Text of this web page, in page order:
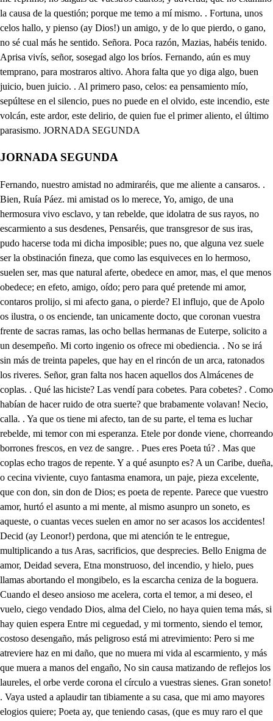
JORNADA SEGUNDA
Fernando, nuestro amistad no admiraréis, que me aliente a cansaros. . Bien, Ruía Páez. mi amistad os lo merece, Yo, amigo, de una hermosura vivo esclavo, y tan rebelde, que idolatra de sus rayos, no escarmiento a sus desdenes, Pensaréis, que transgresor de sus iras, pudo hacerse toda mi dicha imposible; pues no, que alguna vez suele ser la obstinación fineza, que como las esquiveces en lo hermoso, suelen ser, mas que natural aferte, obedece en amor, mas, el que menos obedece; en efeto, amigo, oído; pero para qué pretende mi amor, contaros prolijo, si mi afecto gana, o pierde? El influjo, que de Apolo os ilustra, o os enciende, tan unicamente docto, que coronan vuestra frente de sacras ramas, las ocho bellas hermanas de Euterpe, solicito a un desempeño. Mi corto ingenio os ofrece mi obediencia. . No se irá sin más de treinta papeles, que hay en el rincón de un arca, ratonados los riveres. Señor, gran falta nos hacen aquellos dos Almácenes de coplas. . Qué las hiciste? Las vendí para cobetes. Para cobetes? . Como habían de hacer ruido de otra suerte? que brabamente volavan! Necio, calla. . Ya que os tiene mi afecto, tan de su parte, el tema es luchar rebelde, mi temor con mi esperanza. Etele por donde viene, chorreando borrones frescos, en vez de sangre. . Pues eres Poeta tú? . Mas que coplas echo tragos de repente. Y a qué asunpto es? A un Caribe, dueña, o cecina viviente, cuyo fantasma enamora, un paje, pieza excelente, que con don, sin don de Dios; es poeta de repente. Parece que vuestro amor, hurtó el asunto a mi mente, al mismo asunpro un soneto, es aqueste, o cuantas veces suelen en amor no ser acasos los accidentes! Decid (ay Leonor!) perdona, que mi atención te le entregue, multiplicando a tus Aras, sacrificios, que desprecies. Bello Enigma de amor, Deidad severa, Etna monstruoso, del incendio, y hielo, pues llamas abortando el mongibelo, es la escarcha ceniza de la boguera. Cuando el deseo ansioso me acelera, corta el temor, a mi deseo, el vuelo, ciego vendado Dios, alma del Cielo, no haya quien tema más, si hay quien espera Entre mi ceguedad, y mi tormento, siendo el temor, costoso desengaño, más peligroso está mi atrevimiento: Pero si me atreviere haz en mi daño, que no muera mi vida al escarmiento, y más que muera a manos del engaño, No sin causa matizando de reflejos los laureles, el orbe verde corona el círculo a vuestras sienes. Gran soneto! . Vaya usted a aplaudir tan tibiamente a su casa, que mi amo mayores elogios quiere; Poeta ay, que teniendo casas, (que es muy raro el que las tiene) no cobra un cuarto, y descuenta en prosit los alquileres. Basta, Lope, y en tu vida, donde yo oír te pudiere, digas mal de algún Ingenio, que me enojaré; y advierte, que ajenos desprecios, nunca propia estimación adquieren; Señor, cuando los Ingenios, su misma profesión suelen satirizar en Romances, en Bailes, y en Entremeses, me riñes esto? . Sí, Lopes porque suelen muchas veces, lo que por donaire dicen, por menosprecio creerse: y diles tú a los que usaren este chiste, que quien quieren que estime su habilidad, conociendo, que imprudente, desprecia el tenerla, aún quien se precia de que la tiene. Profeso en lances le amor, no culparéis, que me ausente tan presto, que él solo hace las groserias corteses, A Dios, hasta que a la noche, pues a la noche ha de hacerse el festejo, que estudiasto nuestro rendimiento tiene, de Doña Blanca a los años, que a vuestro Ingenio se debe, nos veamos, Vuestros logros son solo mis intereses. Y venga usted a la tienda por lo que se le ofreciere, que si uno lleva en agraz, querenta quedan en cierne, No callarás? . Hasta cuando, he de oír, que clamoreen, badajadas de tu musa, dos mil conceptos de requiem. Versos, si ronco de noche, versos, si me quiebro un diente, versos, si me descalabro, y en vez de carnero verde, borradores mal guisados, me versifican el vientre. Si sabes, que en los reflejos de Margarita, arde Phénix una vida, que renace de aquello mismo que muere, y sabes, que Margarita gusta de versos, no quieres que los haga? . Y aún por eso, le diste a que la leyese la Loa, en que Doña Blanca, te ha hecho que representes papel de Dama, por ser la cara, y la voz adrede; mas dime, como a Garcia, siendo tan tu amigo, ofendes, galanteándole su Dama? Yo no le ofendo, si adviertes, que después del primer lance, que por aquel accidente, tuvimos los dos, ni amigos, ni enemigos fuimos, que de esta advertencia sabida, fuera de ser evidente, que yo adore a Margarita, aun antes que él la quisiese. Lo que veo es, que con ella se ha de casar Carci. Tellez, y tu quedarte a la Luna. No bastaba, que mi suerte no me deja que le olvide, sin qué ahora me lo acuerdes? . muere villano, pues solo eco de mis penas eres. . Mas que pegues, señor, como la poesía no me pegues, Qué es esto? . Coces, señora. Ese loco, que no tiene más razón, que no tenerla. Esto es, porque en mi caletre, mas vale un trago de Esquivias, que una azumbre de Hipocrene. Qué os suspende? . A un infe- le hacen novedad los bienes: (lice tan hecho estoy a las penas, que mis acciones suspende, cuando ando con mi desgracia, dar de cara con mi suerte. Corazón, despacio, y mira, que es libiandad que despierte, un incendio, que entre tibias . calladas cenizas duerme: qué haciáis? . Morir viviendo. No debéis de conocerle, por esta, que trae la vida, prendida con alfileres. Margarita aquí, y Fernando con ella está? el alma al verle se asusta, mas si él no sabe, que papel puede ser este, nada arriesgo: escucha a parte, Algún chisme trae: atiendo. A vuestro acento mi oído, volver la espalda resuelve, que no son desatenciones, atenciones descorteses. Este papel a mis manos trajo, un extraño accidente, en este instante: la letra averiguar me conviene, si es de Macias; y así, pues tú, Margarita, lees por gustar de ellas, sus obras; y ahora principalmente está en tu poder la Loa, será bienque la cotejes, para salir de la duda; y si acaso suyo suese, he de averiguar a quien escribe tan tiernamente. Oye, aguarda, qué sería, tirano, rapaz, aleve, que en unos celos, amor a pocos pasos tropiece? la letra (a espacio pesares) es de Macias; o pese a mi paciencia si tarda, en averiguar mi muerte! qué dulcemente que empieza! Hh señor! ya se fue, vuelve. Disimulemos: no hablan? Y de manos muchas veces. No señora, que a ese ceño, es mi mal tan obediente, que solamente aquel rato que suspira, no enmudece. Poco ha que habréis resuelto, a que el silencio os remedie. No ha mucho; por que mi pena, mirando que no aprovechen unas palabras, que aún antes de pronunciarlas, se pierden, probó a callar; bien, señora, que en vuestros rigores siente, ya que a lograrse no siivan, que no sirvan a perderse. Debéis de hablar por escriro? Si escribió más reverente la pluma a vuestro decoro, ni aún hablar callando os quiere Que aún no lo sepa negar; quien duda, que el papel fuese, para Leonor: ah tirano! mas buena ocasión se ofrece, de saberlo; entre la loa, le he de mezclar: pesar fuerte! tomad la loa, y a Dios. Si mi presencia os ofende, no hermo sa ingrata, mi alivio todo vuestro enojo cueste: quedad con Dios. . Ego quoque, Mas que se va sin leerle, oís, ved si un papel mío, lleváis entre esos papeles. Si haré; mas que miro? ay triste! Cielos Sagrados, valedme. Bello Enigma de Amor, Deidad severa, Etna, que abrasas, con incendio, y hielo; pues llamas, abortando el Mongibelo, es la escarcha ceniza de la hoguera. Ay de mí, Cielos! los lazos conciben voz, sin ruido, y a ser mi muerte el gemido, sale del pecho a pedazos; mi soneto es: o rigores! que para ella le pedia, Rui Páez; fortuna impía, ya son dos competidores, no prosigas pena amante, si este desengaño veo. Turbado está: o como leo su delito en su semblante! Qué notable desvarío! vuestro es este hado cruel, que sea suyo el papel, y sea el tormento mío; vive Dios, que aunque el recato, en mis arrojos peligre, tengo de apurar el vaso el tosigo que me aflije; tan incauto es tu cariño, que prendas de quien te sirve, sías a una contingencia? Tanto ignoro lo que dice vuestro labio, que confusa, es preciso que me admire, que vuestra voz, aún en duda la oiga, sin que la castigue: bueno es que él se queje ahora. . Qué pide ingrata, qué pide mi pasión? si no es, que puesto, que tanto lugar consigue, otra atención, en tu agrado, la ocultes ya que la admites, sin deshacer un dichoso, para hacer dos infelices. Qué es eso de otra atención? Mejor será que lo explique (dré, ese soneto, leedle. Por Dios que es bueno el melina leedlo, este es, por más señas, que en los borrones, que ciñe, parece que se escribió, en la calle de los Tintes. Bueno es; querer hacer queja, lo mismo que el alma os riñe, y con tan fácil engaño de una traición eximirse; ya eso es visto. . Claro está, que ver, que un soneto pide para una Dama, Ruí. Páez, y después que se le escribe, mi afecto, verle en tus manos, cegando Amor de ser lince, ni son celos, ni son penas. Muy mala disculpa elige vuestro ingenio, y más sabiendo, cuan a vuestra costa hicisteis examen de mis rigores. No puede el ser más felice, y el que es imposible mío, no ser ajeno imposible, que quien admite un papel. Eso es querer que me irrite, viendo, que en vuestros errores, pasáis de engañado, a libre: Cielos, que mal se introduce, en el pecho tan terrible, que viviendo de matar, para no fallecer, vive. Oh como en lo que enmudeces, lo que me callas, me dices! Estar la vida dudosa, y estar el silencio firme, no es acierto, que los celos se aumentan si se resisten. En fin callas? Que he de hacer; pues ver, que tu ingenio dicte, sentimientos tan amantes, y conceptos tan pasibles para Leonor, poco importa. Yo a Leonor? Dime, supiste, Margarita. . otro demonio? ya escampa. . Lo que te dije, Ya falta mi sufrimiento; a buena ocasión veniste, y así cediendo el recato a la pasión: dime, dime, es tuyo este papel? . Sí. Ves, cómo cautelas, finges? Qué es esto piadosos Cielos? sin duda, celos le pide Margarira; y aunque yo me hallé el papel: que insufrible dolor! en esa antesala, porque mejor se despique